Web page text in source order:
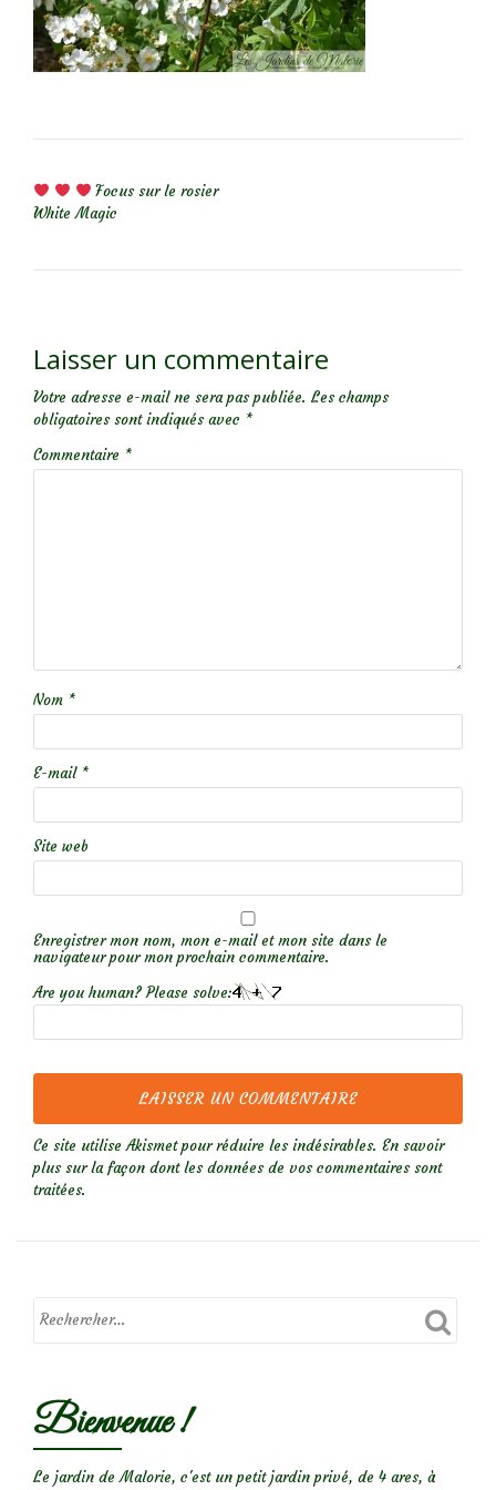
Focus sur le rosier
White Magic
Laisser un commentaire
Votre adresse e-mail ne sera pas publiée. Les champs
obligatoires sont indiqués avec *
Commentaire *
Nom *
E-mail *
Site web
Enregistrer mon nom, mon e-mail et mon site dans le
navigateur pour mon prochain commentaire.
Are you human? Please solve:
Ce site utilise Akismet pour réduire les indésirables. En savoir
plus sur la façon dont les données de vos commentaires sont
traitées.
Bienvenue !
Le jardin de Malorie, c'est un petit jardin privé, de 4 ares, à